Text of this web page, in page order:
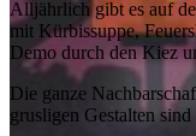
Alljährlich gibt es auf
mit Kürbissuppe,
Demo durch den Kiez
Die ganze
grusligen Gestalten